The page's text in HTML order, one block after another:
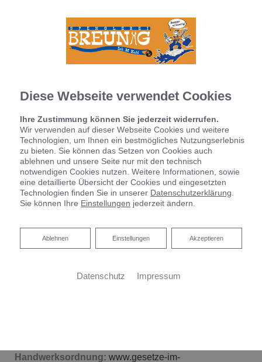
Impressum
Installation Breunig Inh. Michael Kohl
Wilhelm-Barth-Str. 4
97230 Estenfeld
Telefon: 09305 237
Handwerksordnung: www.gesetze-im-
Diese Webseite verwendet Cookies
Ihre Zustimmung können Sie jederzeit widerrufen.
Wir verwenden auf dieser Webseite Cookies und weitere
Technologien, um Ihnen ein bestmögliches Nutzungserlebnis
zu bieten. Sie können das Setzen von Cookies auch
ablehnen und unsere Seite nur mit den technisch
notwendigen Cookies nutzen. Weitere Informationen, sowie
eine detaillierte Übersicht der Cookies und eingesetzten
Technologien finden Sie in unserer Datenschutzerklärung
Sie können Ihre Einstellungen jederzeit ändern.
Akzeptieren
Einstellungen
Ablehnen
Ablehnen
Datenschutz Impressum